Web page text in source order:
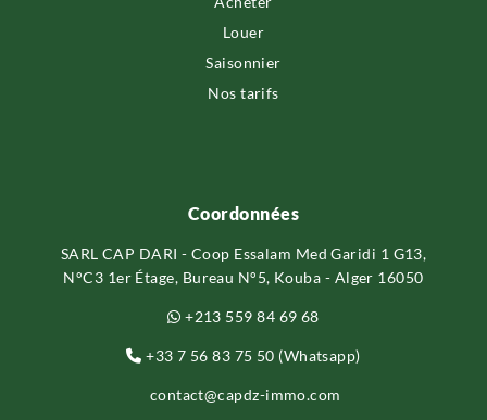
Louer
Saisonnier
Nos tarifs
Coordonnées
SARL CAP DARI - Coop Essalam Med Garidi 1 G13,
N°C3 1er Étage, Bureau N°5, Kouba - Alger 16050
+213 559 84 69 68
+33 7 56 83 75 50 (Whatsapp)
contact@capdz-immo.com